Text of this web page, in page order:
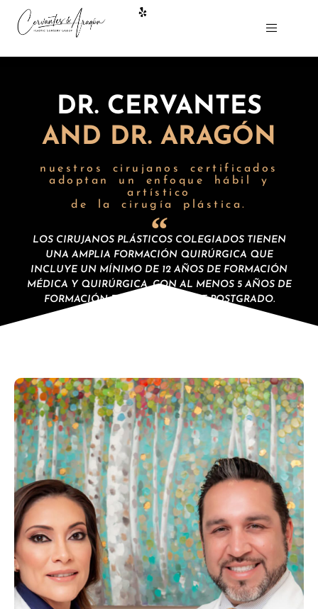
DR. CERVANTES
AND DR. ARAGÓN
nuestros cirujanos certificados
adoptan un enfoque hábil y
artístico
de la cirugía plástica.
LOS CIRUJANOS PLÁSTICOS COLEGIADOS TIENEN
UNA AMPLIA FORMACIÓN QUIRÚRGICA QUE
INCLUYE UN MÍNIMO DE 12 AÑOS DE FORMACIÓN
MÉDICA Y QUIRÚRGICA, CON AL MENOS 5 AÑOS DE
FORMACIÓN ESPECIALIZADA DE POSTGRADO.